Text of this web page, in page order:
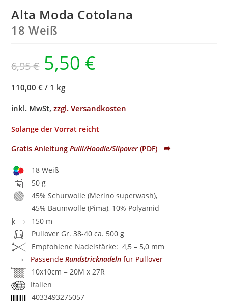
Alta Moda Cotolana
18 Weiß
6,95€ 5,50 €
110,00 € / 1 kg
inkl. MwSt,zzgl. Versandkosten
Solange der Vorrat reicht
Gratis AnleitungPulli/Hoodie/Slipover (PDF) ➦
18 Weiß
50 g
45% Schurwolle (Merino superwash),
45% Baumwolle (Pima), 10% Polyamid
150 m
Pullover Gr. 38-40 ca. 500 g
Empfohlene Nadelstärke: 4,5 – 5,0 mm
→ PassendeRundstricknadeln für Pullover
10x10cm = 20M x 27R
Italien
4033493275057